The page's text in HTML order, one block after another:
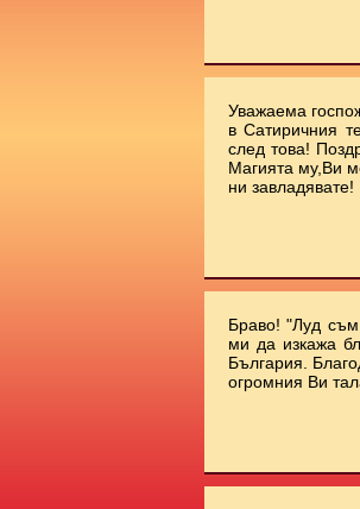
Уважаема
в Сатиричния
след това!
Магията му,Ви
ни
Браво! "Луд
ми да изкажа
България.
огромния Ви